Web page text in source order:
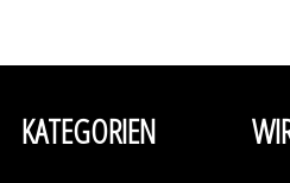
KATEGORIEN